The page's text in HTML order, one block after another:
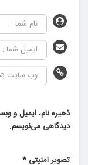
ذخیره نام، ایمیل و
دیدگاهی می‌نویسم.
تصویر امنیتی *